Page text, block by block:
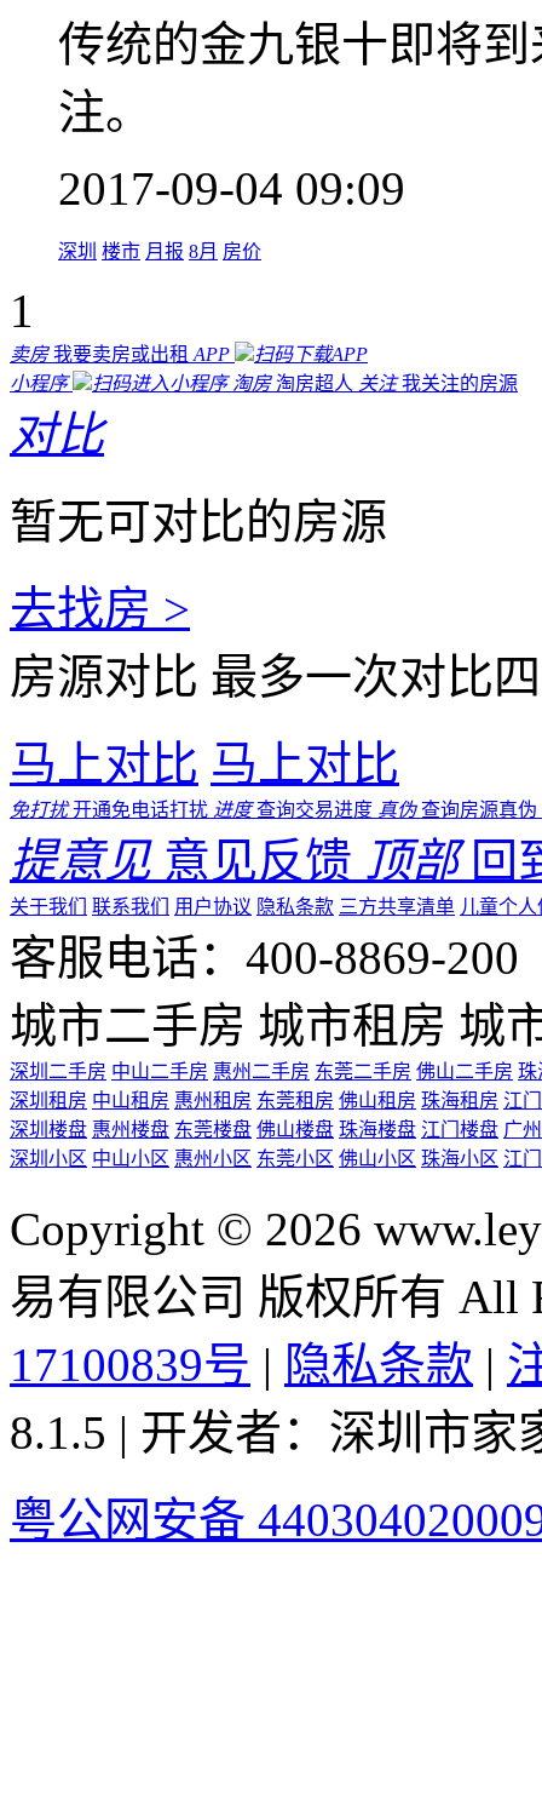
传统的金九银十即将
注。
2017-09-04 09:09
深圳 楼市 月报 8月 房价
1
卖房 我要卖房或出租 APP
扫码下载APP
小程序
扫码进入小程序 淘房 淘房超人 关注 我关注的房源
对比
暂无可对比的房源
去找房 >
房源对比 最多一次对比
马上对比 马上对比
免打扰 开通免电话打扰 进度 查询交易进度 真伪 查询房源真伪
提意见 意见反馈 顶部 回
关于我们 联系我们 用户协议 隐私条款 三方共享清单 儿童个
客服电话：400-8869-200
城市二手房 城市租房 城
深圳二手房 中山二手房 惠州二手房 东莞二手房 佛山二手房 珠
深圳租房 中山租房 惠州租房 东莞租房 佛山租房 珠海租房 江
深圳楼盘 惠州楼盘 东莞楼盘 佛山楼盘 珠海楼盘 江门楼盘 广
深圳小区 中山小区 惠州小区 东莞小区 佛山小区 珠海小区 江
Copyright © 2026
易有限公司 版权所有 All
17100839号 | 隐私条款 |
8.1.5 | 开发者：深圳市
粤公网安备